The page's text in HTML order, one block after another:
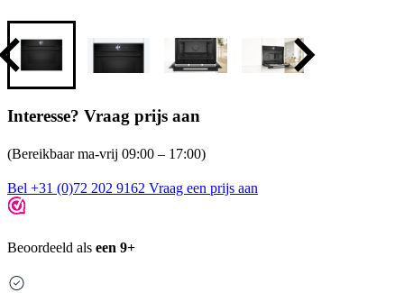
Interesse? Vraag prijs aan
(Bereikbaar ma-vrij 09:00 – 17:00)
Bel +31 (0)72 202 9162 Vraag een prijs aan
Beoordeeld als een 9+